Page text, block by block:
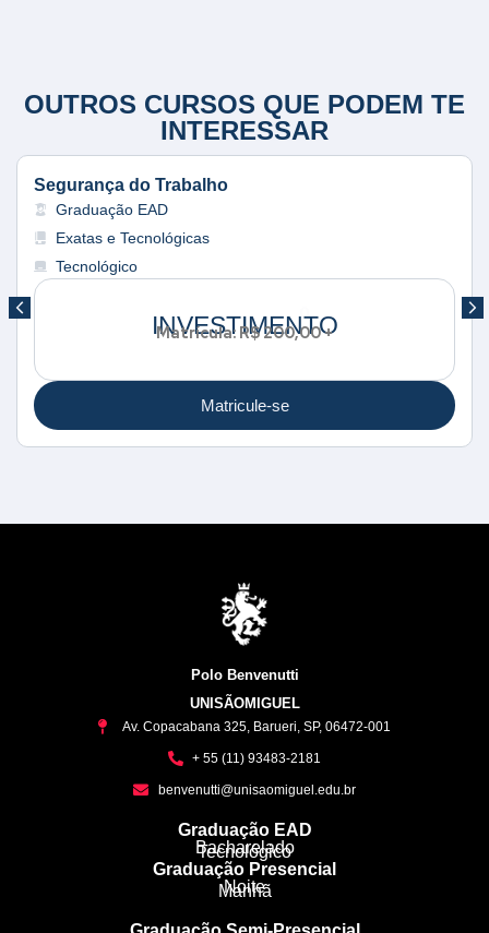
OUTROS CURSOS QUE PODEM TE
INTERESSAR
Segurança do Trabalho
Graduação EAD
Exatas e Tecnológicas
Tecnológico
Matricule-se
INVESTIMENTO
Matrícula: R$ 200,00 +
Po
Polo Benvenutti
UNISÃOMIGUEL
Av. Copacabana 325, Barueri, SP, 06472-001
+ 55 (11) 93483-2181
benvenutti@unisaomiguel.edu.br
Graduação EAD
Bacharelado
Tecnológico
Graduação Presencial
Noite
Manhã